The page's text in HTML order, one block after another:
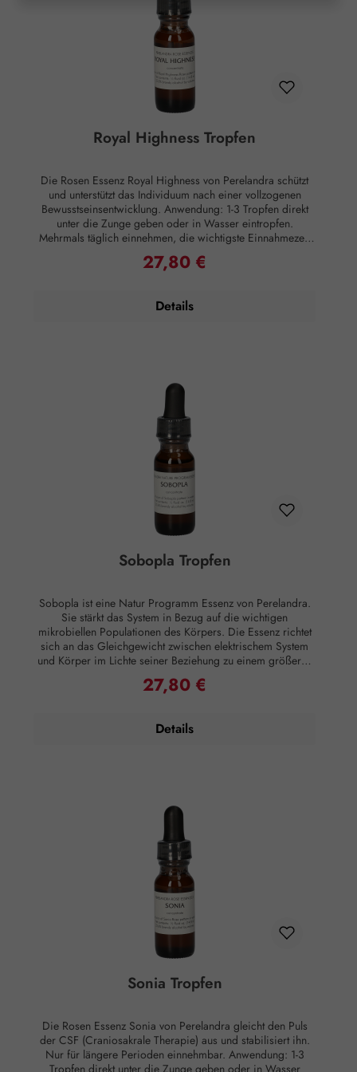
Wirkung auf Körper oder Psyche. Alle Aussagen beziehen
sich ausschließlich auf energetische Aspekte wie Aura,
Meridiane, Chakren etc.
Royal Highness Tropfen
Die Rosen Essenz Royal Highness von Perelandra schützt
und unterstützt das Individuum nach einer vollzogenen
Bewusstseinsentwicklung. Anwendung: 1-3 Tropfen direkt
unter die Zunge geben oder in Wasser eintropfen.
Mehrmals täglich einnehmen, die wichtigste Einnahmezeit
ist morgens und abends. Essenzen können auch äußerlich
angewandt werden, indem man sie Lotionen oder Salben
Wasser, Perelandra Essenz Royal Highness. Hinweise:
direkte, nach klassisch wissenschaftlichen Maßstäben
nachgewiesene Wirkung auf Körper oder Psyche. Alle
Aussagen beziehen sich ausschließlich auf energetische
Aspekte wie Aura, Meridiane, Chakren etc.
Regulärer Preis:
27,80 €
Details
Sobopla Tropfen
Sobopla ist eine Natur Programm Essenz von Perelandra.
Sie stärkt das System in Bezug auf die wichtigen
mikrobiellen Populationen des Körpers. Die Essenz richtet
sich an das Gleichgewicht zwischen elektrischem System
und Körper im Lichte seiner Beziehung zu einem größeren
geben oder in Wasser eintropfen. Mehrmals täglich
werden, indem man sie Lotionen oder Salben beimischt
Reichweite von Kindern aufbewahren. Rechtlicher Hinweis:
Essenzen und Schwingungsmittel sind im Sinne des Art. 2
der VO (EG) Nr. 178/2002 Lebensmittel und haben keine
direkte, nach klassisch wissenschaftlichen Maßstäben
nachgewiesene Wirkung auf Körper oder Psyche. Alle
Aussagen beziehen sich ausschließlich auf energetische
Aspekte wie Aura, Meridiane, Chakren etc.
Regulärer Preis:
27,80 €
Details
Sonia Tropfen
Die Rosen Essenz Sonia von Perelandra gleicht den Puls
der CSF (Craniosakrale Therapie) aus und stabilisiert ihn.
Nur für längere Perioden einnehmbar. Anwendung: 1-3